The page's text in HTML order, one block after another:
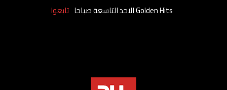
Golden Hits الاحد التاسعة صباحا تابعوا